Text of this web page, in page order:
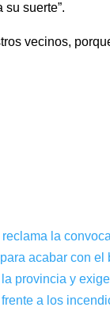
suerte”.
vecinos,